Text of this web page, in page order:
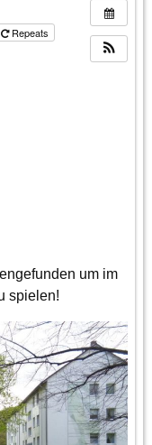
Repeats
um im
spielen!